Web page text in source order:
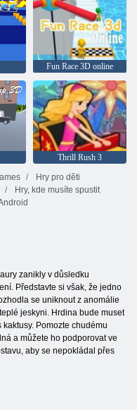
Fun Race 3D online
Thrill Rush 3
Hry pro děti
Hry, kde musíte spustit
zanikly v důsledku
Představte si však, že jedno
se uniknout z anomálie
jeskyni. Hrdina bude muset
Pomozte chudému
a můžete ho podporovat ve
aby se nepokládal přes